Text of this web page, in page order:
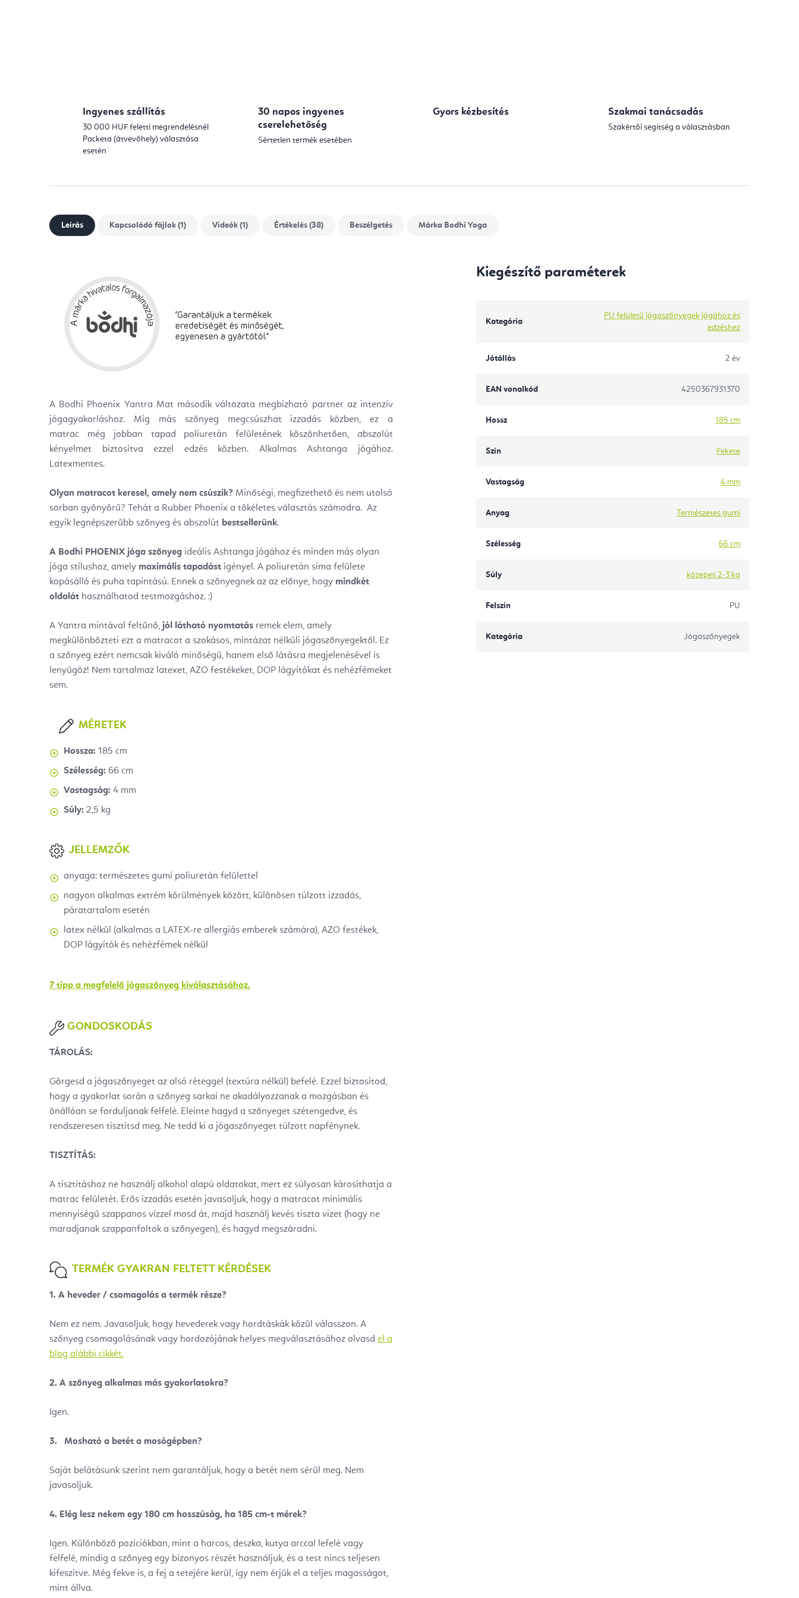
Ingyenes szállítás
30 000 HUF feletti megrendelésnél
Packeta (átvevőhely) választása
esetén
30 napos ingyenes
cserelehetőség
Sértetlen termék esetében
Gyors kézbesítés Szakmai tanácsadás
Szakértői segítség a választásban
Leírás Kapcsolódó fájlok (1) Videók (1) Értékelés (38) Beszélgetés Márka Bodhi Yoga
A Bodhi Phoenix Yantra Mat második változata megbízható partner az intenzív
jógagyakorláshoz. Míg más szőnyeg megcsúszhat izzadás közben, ez a
matrac még jobban tapad poliuretán felületének köszönhetően, abszolút
kényelmet biztosítva ezzel edzés közben. Alkalmas Ashtanga jógához.
Latexmentes.
Olyan matracot keresel, amely nem csúszik? Minőségi, megfizethető és nem utolsó
sorban gyönyörű? Tehát a Rubber Phoenix a tökéletes választás számodra. Az
egyik legnépszerűbb szőnyeg és abszolút bestsellerünk.
A Bodhi PHOENIX jóga szőnyeg ideális Ashtanga jógához és minden más olyan
jóga stílushoz, amely maximális tapadást igényel. A poliuretán sima felülete
kopásálló és puha tapintású. Ennek a szőnyegnek az az előnye, hogy mindkét
oldalát használhatod testmozgáshoz. :)
A Yantra mintával feltűnő, jól látható nyomtatás remek elem, amely
megkülönbözteti ezt a matracot a szokásos, mintázat nélküli jógaszőnyegektől. Ez
a szőnyeg ezért nemcsak kiváló minőségű, hanem első látásra megjelenésével is
lenyűgöz! Nem tartalmaz latexet, AZO festékeket, DOP lágyítókat és nehézfémeket
sem.
MÉRETEK
Hossza: 185 cm
Szélesség: 66 cm
Vastagság: 4 mm
Súly: 2,5 kg
JELLEMZŐK
anyaga: természetes gumi poliuretán felülettel
nagyon alkalmas extrém körülmények között, különösen túlzott izzadás,
páratartalom esetén
latex nélkül (alkalmas a LATEX-re allergiás emberek számára), AZO festékek,
DOP lágyítók és nehézfémek nélkül
7 tipp a megfelelő jógaszőnyeg kiválasztásához.
GONDOSKODÁS
TÁROLÁS:
Görgesd a jógaszőnyeget az alsó réteggel (textúra nélkül) befelé. Ezzel biztosítod,
hogy a gyakorlat során a szőnyeg sarkai ne akadályozzanak a mozgásban és
önállóan se forduljanak felfelé. Eleinte hagyd a szőnyeget szétengedve, és
rendszeresen tisztítsd meg. Ne tedd ki a jógaszőnyeget túlzott napfénynek.
TISZTÍTÁS:
A tisztításhoz ne használj alkohol alapú oldatokat, mert ez súlyosan károsíthatja a
matrac felületét. Erős izzadás esetén javasoljuk, hogy a matracot minimális
mennyiségű szappanos vízzel mosd át, majd használj kevés tiszta vizet (hogy ne
maradjanak szappanfoltok a szőnyegen), és hagyd megszáradni.
TERMÉK GYAKRAN FELTETT KÉRDÉSEK
1. A heveder / csomagolás a termék része?
Nem ez nem. Javasoljuk, hogy hevederek vagy hordtáskák közül válasszon. A
szőnyeg csomagolásának vagy hordozójának helyes megválasztásához olvasd el a
blog alábbi cikkét.
2. A szőnyeg alkalmas más gyakorlatokra?
Igen.
3. Mosható a betét a mosógépben?
Saját belátásunk szerint nem garantáljuk, hogy a betét nem sérül meg. Nem
javasoljuk.
4. Elég lesz nekem egy 180 cm hosszúság, ha 185 cm-t mérek?
Igen. Különböző pozíciókban, mint a harcos, deszka, kutya arccal lefelé vagy
felfelé, mindig a szőnyeg egy bizonyos részét használjuk, és a test nincs teljesen
kifeszítve. Még fekve is, a fej a tetejére kerül, így nem érjük el a teljes magasságot,
mint állva.
Kiegészítő paraméterek
Kategória
PU felületű jógaszőnyegek jógához és
edzéshez
Jótállás 2 év
EAN vonalkód 4250367931370
Hossz 185 cm
Szín Fekete
Vastagság 4 mm
Anyag Természetes gumi
Szélesség 66 cm
Súly közepes 2-3 kg
Felszín PU
Kategória Jógaszőnyegek